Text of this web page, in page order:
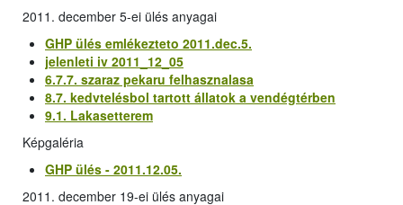
2011. december 5-ei ülés anyagai
GHP ülés emlékezteto 2011.dec.5.
jelenleti iv 2011_12_05
6.7.7. szaraz pekaru felhasznalasa
8.7. kedvtelésbol tartott állatok a vendégtérben
9.1. Lakasetterem
Képgaléria
GHP ülés - 2011.12.05.
2011. december 19-ei ülés anyagai